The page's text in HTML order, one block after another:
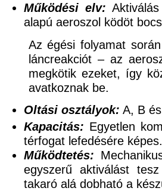
Működési elv:
alapú aeroszol ködöt
Az égési folyamat
láncreakciót – az
megkötik ezeket, így
avatkoznak be.
Oltási osztályok: A, B
Kapacitás: Egyetlen
térfogat lefedésére képes.
Működtetés:
egyszerű aktiválást
takaró alá dobható a